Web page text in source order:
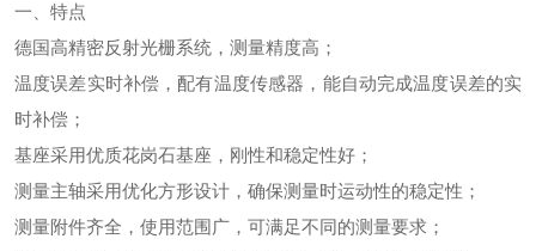
一、特点
德国高精密反射光栅系统，测量精度高；
温度误差实时补偿，配有温度传感器，能自动完成温度误差的实
时补偿；
基座采用优质花岗石基座，刚性和稳定性好；
测量主轴采用优化方形设计，确保测量时运动性的稳定性；
测量附件齐全，使用范围广，可满足不同的测量要求；